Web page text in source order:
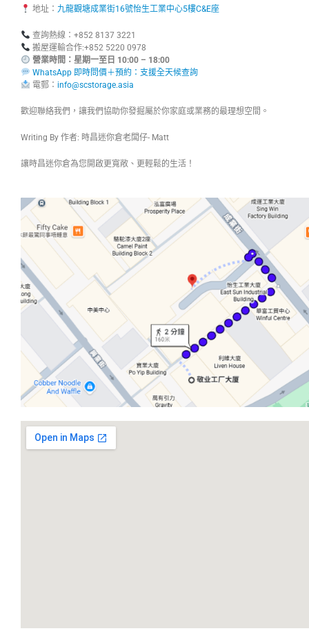
地址： 九龍觀塘成業街16號怡生工業中心5樓C&E座
查詢熱線：+852 8137 3221
搬屋運輸合作:+852 5220 0978
營業時間：星期一至日 10:00 – 18:00
WhatsApp 即時問價＋預約：支援全天候查詢
電郵： info@scstorage.asia
歡迎聯絡我們，讓我們協助你發掘屬於你家庭或業務的最理想空間。
Writing By 作者: 時昌迷你倉老闆仔- Matt
讓時昌迷你倉為您開啟更寬敞、更輕鬆的生活！